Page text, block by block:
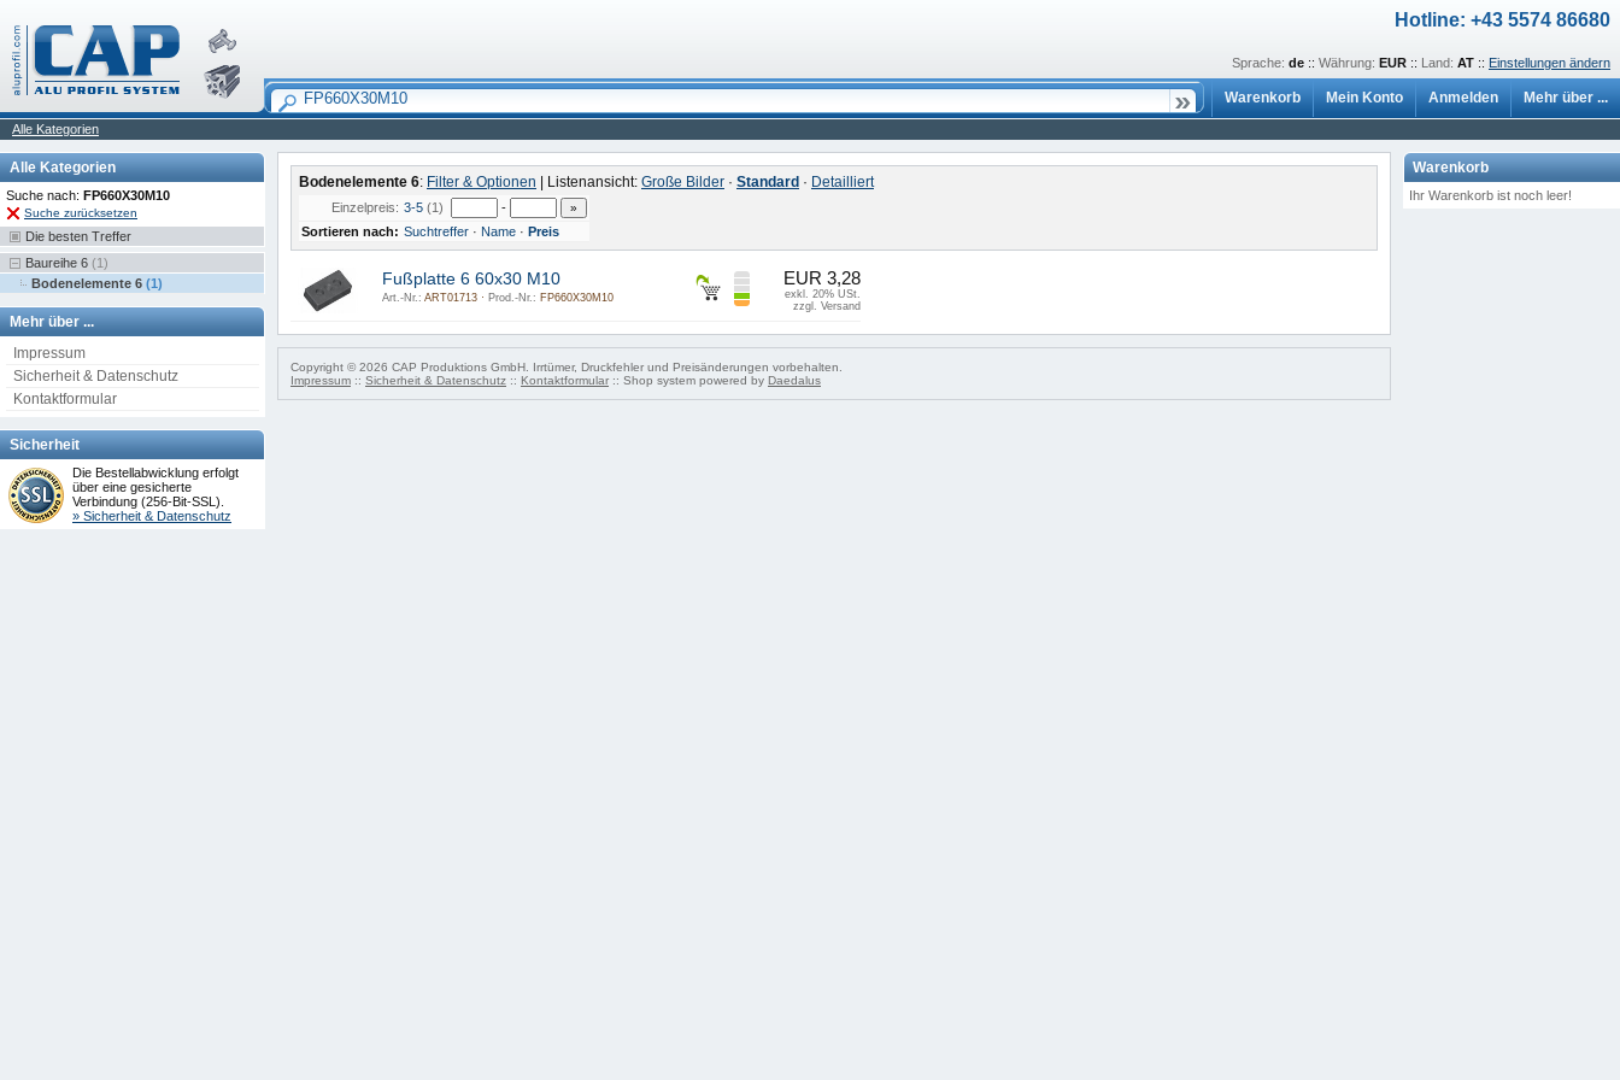
Hotline: +43 5574 86680
Sprache: de :: Währung: EUR :: Land: AT :: Einstellungen ändern
Warenkorb Mein Konto Anmelden Mehr über ...
Alle Kategorien
Alle Kategorien
Suche nach: FP660X30M10
Suche zurücksetzen
Die besten Treffer
Baureihe 6 (1)
Bodenelemente 6 (1)
Mehr über ...
Impressum
Sicherheit & Datenschutz
Kontaktformular
Sicherheit
Die Bestellabwicklung erfolgt
über eine gesicherte
Verbindung (256-Bit-SSL).
» Sicherheit & Datenschutz
Bodenelemente 6: Filter & Optionen | Listenansicht: Große Bilder · Standard · Detailliert
Einzelpreis: 3-5 (1)
-
Sortieren nach: Suchtreffer · Name · Preis
Fußplatte 6 60x30 M10
Art.-Nr.: ART01713 · Prod.-Nr.: FP660X30M10
EUR 3,28
exkl. 20% USt.
zzgl. Versand
Copyright © 2026 CAP Produktions GmbH. Irrtümer, Druckfehler und Preisänderungen vorbehalten.
Impressum :: Sicherheit & Datenschutz :: Kontaktformular :: Shop system powered by Daedalus
Warenkorb
Ihr Warenkorb ist noch leer!